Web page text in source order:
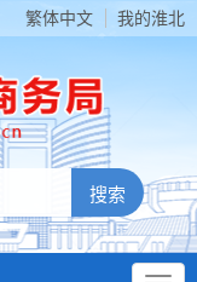
繁体中文 我的淮北